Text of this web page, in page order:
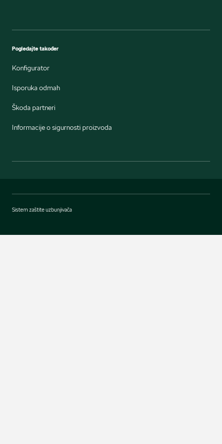
Pogledajte također
Konfigurator
Isporuka odmah
Škoda partneri
Informacije o sigurnosti proizvoda
Sistem zaštite uzbunjivača